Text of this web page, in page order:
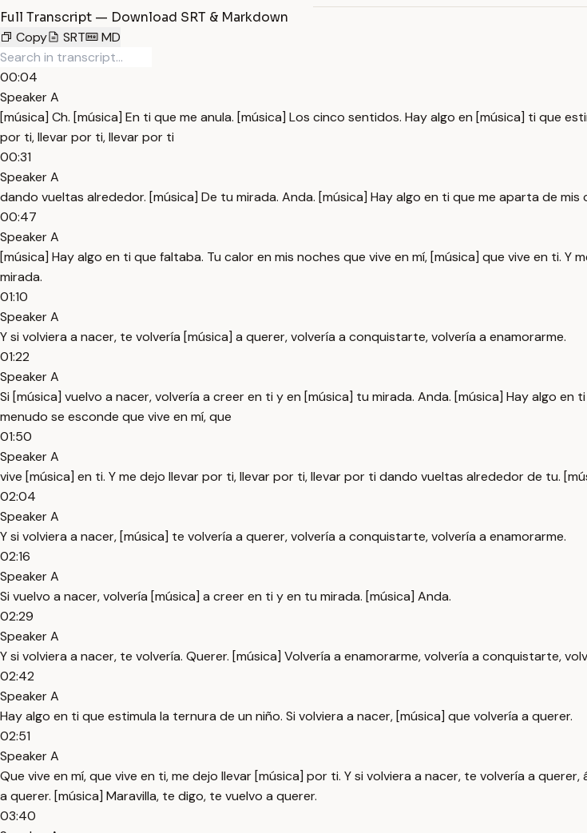
Full Transcript — Download SRT & Markdown
Copy
SRT MD
00:04
Speaker A
[música] Ch. [música] En ti que me anula. [música] Los cinco sentidos. Hay algo en [música] ti que
por ti, llevar por ti, llevar por ti
00:31
Speaker A
dando vueltas alrededor. [música] De tu mirada. Anda. [música] Hay algo en ti que me aparta de mis
00:47
Speaker A
[música] Hay algo en ti que faltaba. Tu calor en mis noches que vive en mí, [música] que vive en ti.
mirada.
01:10
Speaker A
Y si volviera a nacer, te volvería [música] a querer, volvería a conquistarte, volvería a enamorarme.
01:22
Speaker A
Si [música] vuelvo a nacer, volvería a creer en ti y en [música] tu mirada. Anda. [música] Hay algo
menudo se esconde que vive en mí, que
01:50
Speaker A
vive [música] en ti. Y me dejo llevar por ti, llevar por ti, llevar por ti dando vueltas alrededor de tu.
02:04
Speaker A
Y si volviera a nacer, [música] te volvería a querer, volvería a conquistarte, volvería a enamorarme.
02:16
Speaker A
Si vuelvo a nacer, volvería [música] a creer en ti y en tu mirada. [música] Anda.
02:29
Speaker A
Y si volviera a nacer, te volvería. Querer. [música] Volvería a enamorarme, volvería a conquistarte,
02:42
Speaker A
Hay algo en ti que estimula la ternura de un niño. Si volviera a nacer, [música] que volvería a querer.
02:51
Speaker A
Que vive en mí, que vive en ti, me dejo llevar [música] por ti. Y si volviera a nacer, te volvería a
a querer. [música] Maravilla, te digo, te vuelvo a querer.
03:40